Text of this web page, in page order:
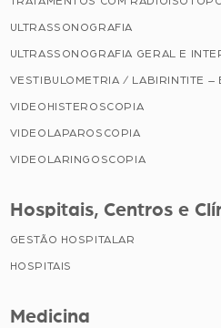
ULTRASSONOGRAFIA
ULTRASSONOGRAFIA GERAL E
VESTIBULOMETRIA / LABIRINTITE –
VIDEOHISTEROSCOPIA
VIDEOLAPAROSCOPIA
VIDEOLARINGOSCOPIA
Hospitais, Centros e
GESTÃO HOSPITALAR
HOSPITAIS
Medicina